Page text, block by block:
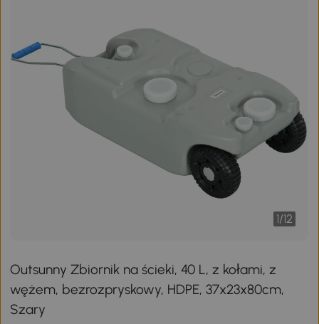
1/12
Outsunny Zbiornik na ścieki, 40 L, z kołami, z
wężem, bezrozpryskowy, HDPE, 37x23x80cm,
Szary